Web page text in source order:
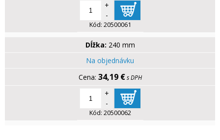
+
-
Kód: 20500061
Dĺžka: 240 mm
Na objednávku
34,19 € s DPH
+
-
Kód: 20500062